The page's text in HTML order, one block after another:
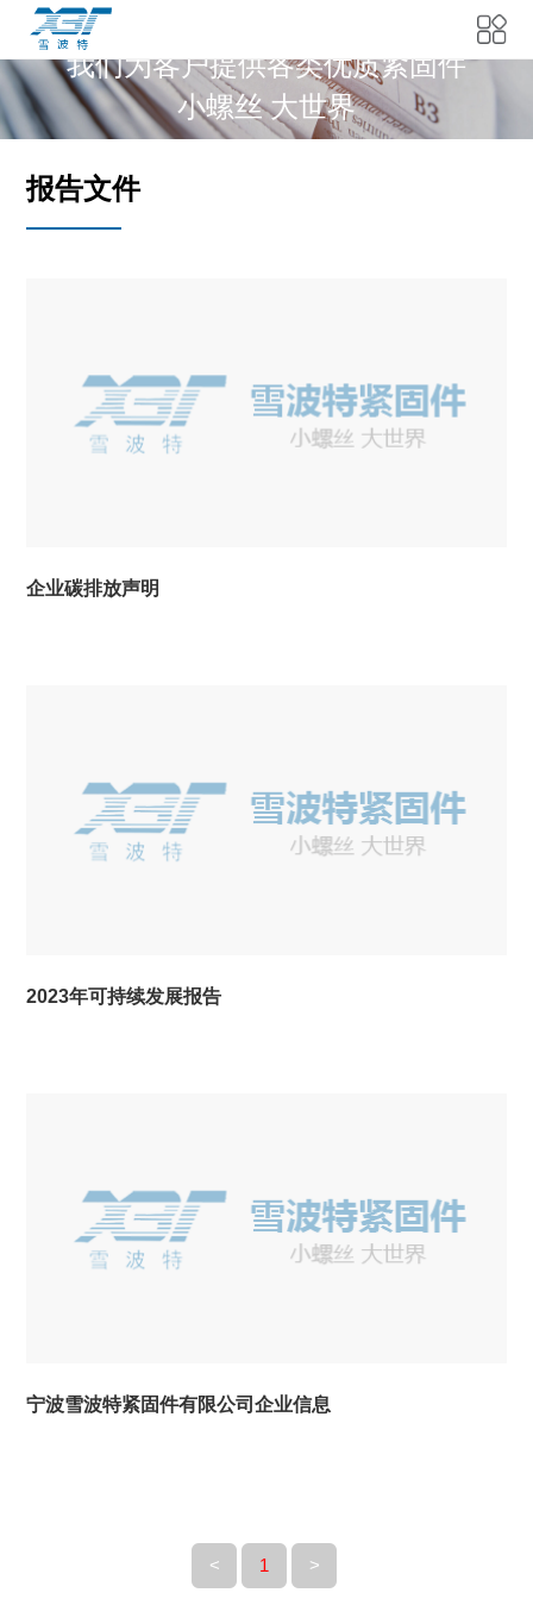
我们为客户提供各类优质紧固件
小螺丝 大世界
报告文件
企业碳排放声明
2023年可持续发展报告
宁波雪波特紧固件有限公司企业信息
< 1 >